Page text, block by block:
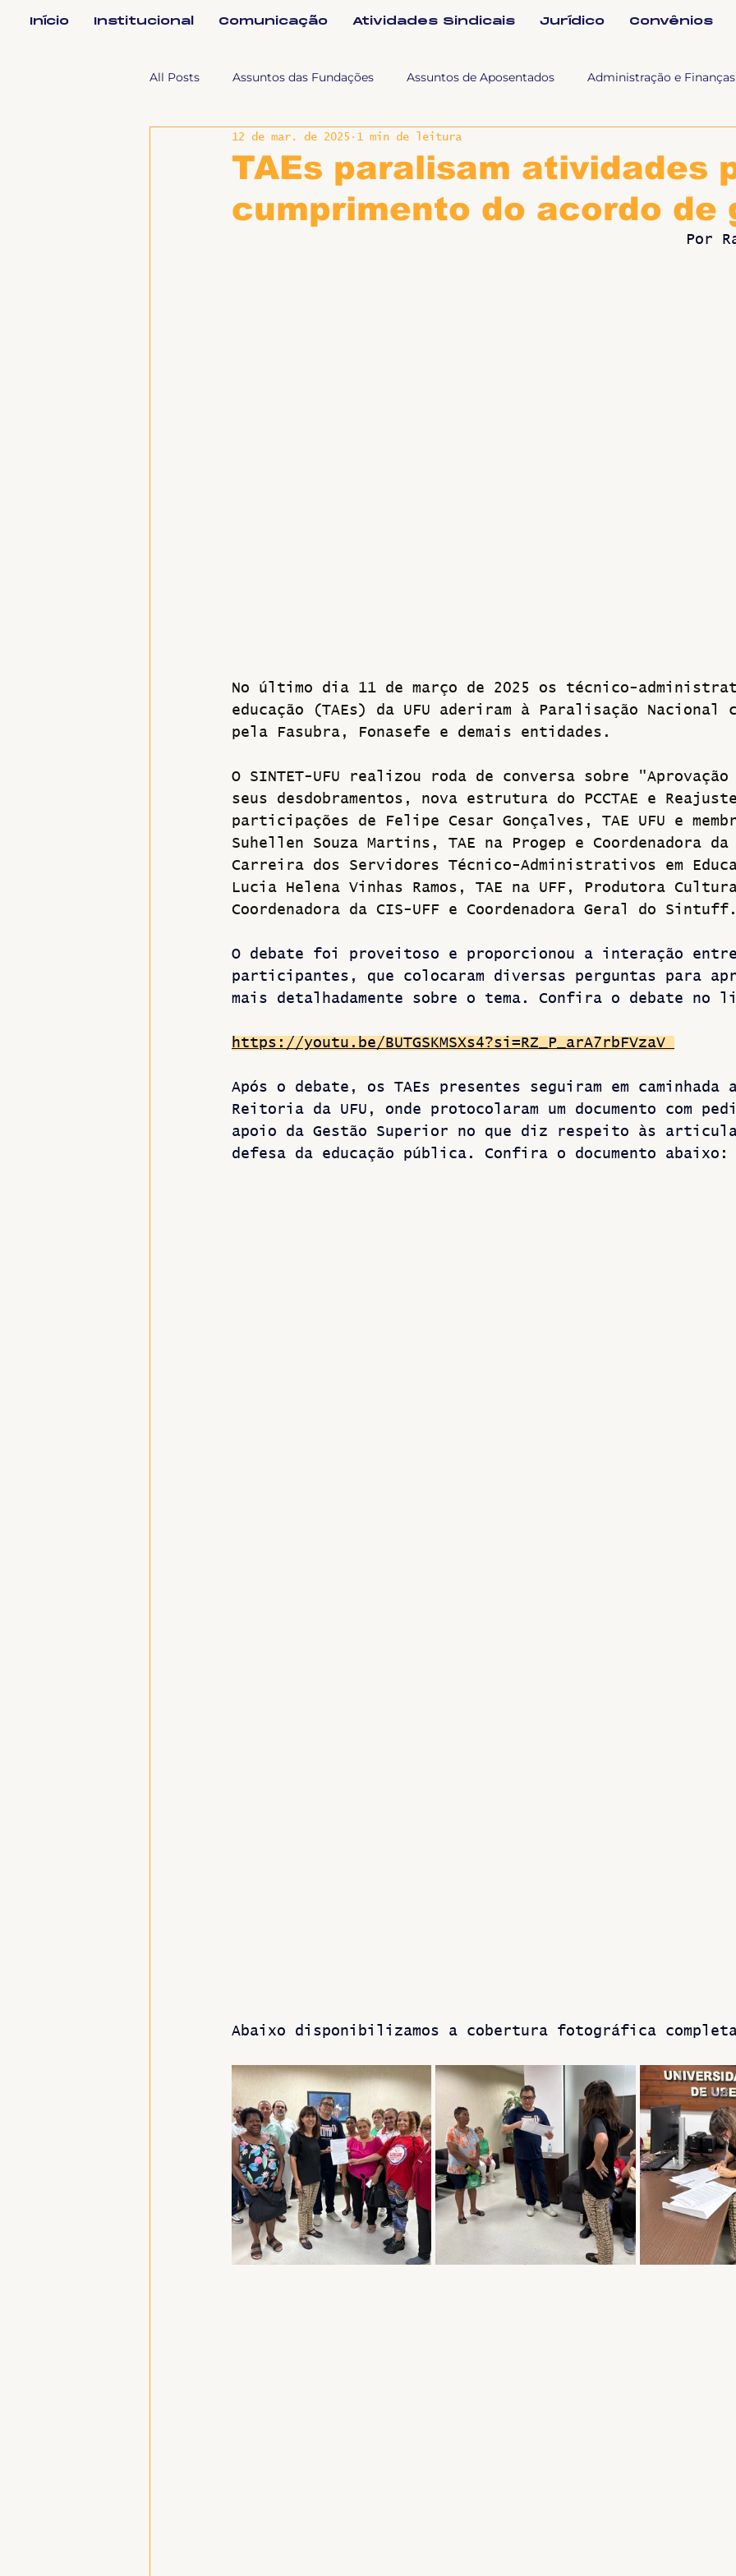
Início Institucional Comunicação Atividades Sindicais Jurídico Convênios
All Posts Assuntos das Fundações Assuntos de Aposentados Administração e Finanças
Assuntos Jurídicos e Relação de Tra Fala SINTET-UFU
Coordenações Efetivos Documentos Formação e Relações Sindicais Mundo
TAEs paralisam atividades
cumprimento do acordo de
12 de mar. de 2025 1 min de leitura
Por
No último dia 11 de março de 2025 os técnico-
educação (TAEs) da UFU aderiram à Paralisação Nacional
pela Fasubra, Fonasefe e demais entidades.
O SINTET-UFU realizou roda de conversa sobre
seus desdobramentos, nova estrutura do PCCTAE e
participações de Felipe Cesar Gonçalves, TAE UFU e
Suhellen Souza Martins, TAE na Progep e Coordenadora
Carreira dos Servidores Técnico-Administrativos em
Lucia Helena Vinhas Ramos, TAE na UFF, Produtora
Coordenadora da CIS-UFF e Coordenadora Geral do
O debate foi proveitoso e proporcionou a interação
participantes, que colocaram diversas perguntas para
mais detalhadamente sobre o tema. Confira o debate no
https://youtu.be/BUTGSKMSXs4?si=RZ_P_arA7rbFVzaV
Após o debate, os TAEs presentes seguiram em
Reitoria da UFU, onde protocolaram um documento com
apoio da Gestão Superior no que diz respeito às
defesa da educação pública. Confira o documento abaixo:
Abaixo disponibilizamos a cobertura fotográfica